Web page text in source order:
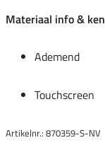
Materiaal info &
Ademend
Touchscreen
Artikelnr.: 870359-S-NV